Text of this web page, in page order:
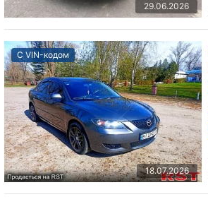
29.06.2026
С VIN-кодом
18.07.2026